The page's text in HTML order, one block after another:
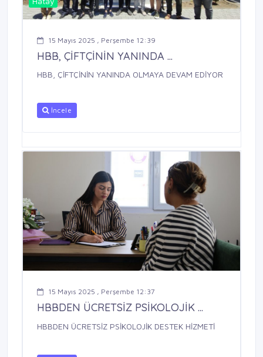
15 Mayıs 2025 , Perşembe 12:39
HBB, ÇİFTÇİNİN YANINDA ...
HBB, ÇİFTÇİNİN YANINDA OLMAYA DEVAM EDİYOR
İncele
15 Mayıs 2025 , Perşembe 12:37
HBBDEN ÜCRETSİZ PSİKOLOJİK ...
HBBDEN ÜCRETSİZ PSİKOLOJİK DESTEK HİZMETİ